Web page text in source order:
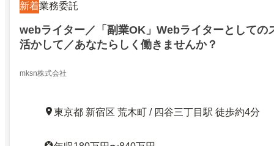
新着業務委託
webライター／「副業OK」Webライターとしての
活かして／あなたらしく働きませんか？
mksn株式会社
東京都 新宿区 荒木町 / 四谷三丁目駅 徒歩約4分